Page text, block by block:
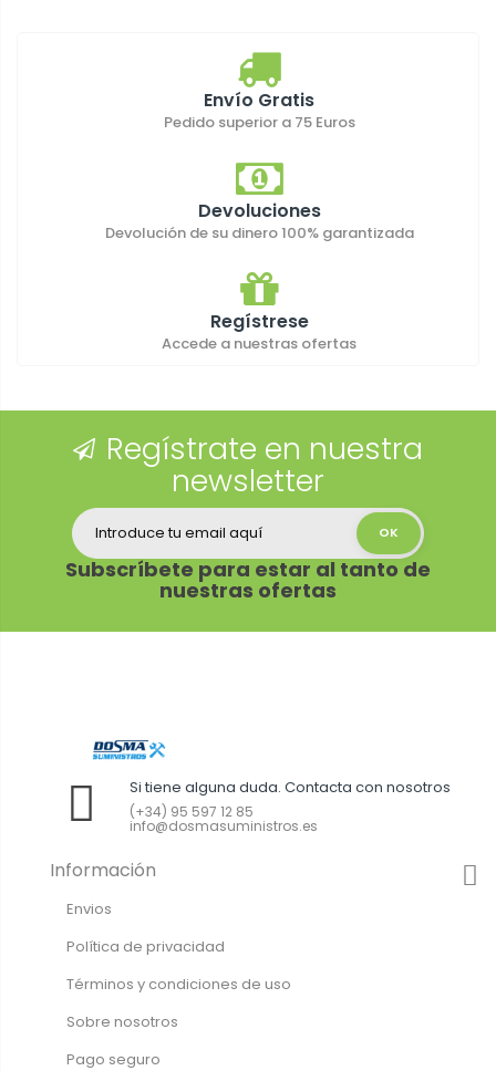
Envío Gratis
Pedido superior a 75 Euros
Devoluciones
Devolución de su dinero 100% garantizada
Regístrese
Accede a nuestras ofertas
Regístrate en nuestra
newsletter
Subscríbete para estar al tanto de
nuestras ofertas
Si tiene alguna duda. Contacta con nosotros
(+34) 95 597 12 85
info@dosmasuministros.es
Información
Envios
Política de privacidad
Términos y condiciones de uso
Sobre nosotros
Pago seguro